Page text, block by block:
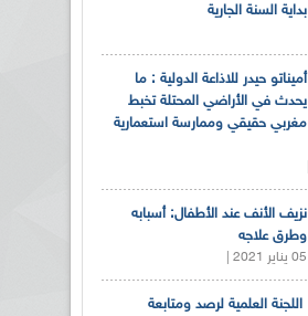
بداية السنة الجارية
أميناتو حيدر للاذاعة الدولية : ما
يحدث في الأراضي المحتلة تخبط
مغربي حقيقي وممارسة استعمارية
نزيف الأنف عند الأطفال: أسبابه
وطرق علاجه
05 يناير 2021 |
اللجنة العلمية لرصد ومتابعة